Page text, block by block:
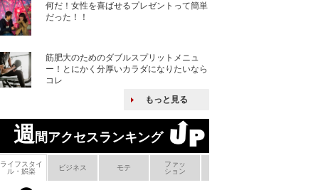
何だ！女性を喜ばせるプレゼントって簡単
だった！！
筋肥大のためのダブルスプリットメニュ
ー！とにかく分厚いカラダになりたいなら
コレ
もっと見る
週間アクセスランキング
ライフスタイ
ル・娯楽
ビジネス モテ
ファッ
ション